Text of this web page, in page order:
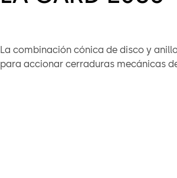
La combinación cónica de disco y
para accionar cerraduras mecánicas